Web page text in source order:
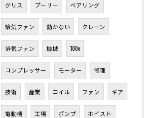
グリス プーリー ベアリング
給気ファン 動かない クレーン
排気ファン 機械 100v
コンプレッサー モーター 修理
技術 産業 コイル ファン ギア
電動機 工場 ポンプ ホイスト